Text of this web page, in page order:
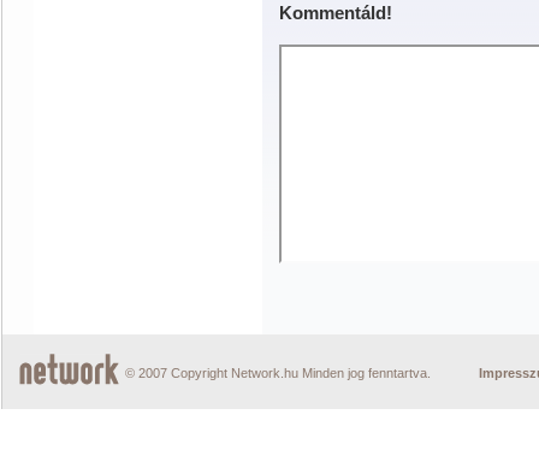
Kommentáld!
© 2007 Copyright Network.hu Minden jog fenntartva.